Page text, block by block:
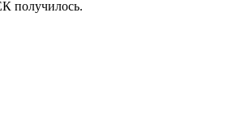
получилось.